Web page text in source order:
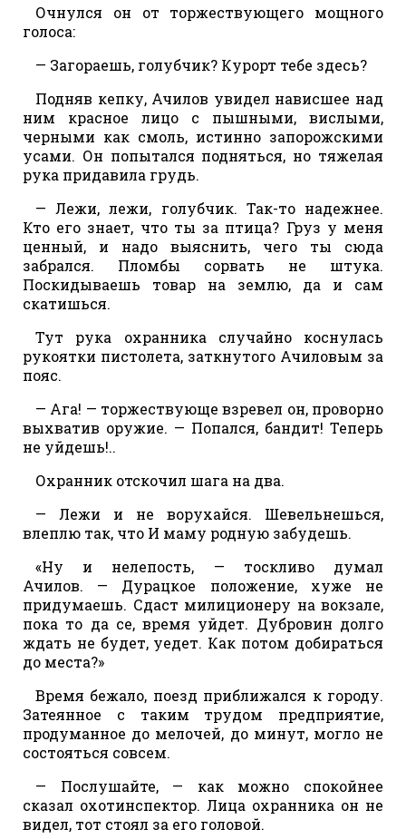
Очнулся он от торжествующего мощного
голоса:
— Загораешь, голубчик? Курорт тебе здесь?
Подняв кепку, Ачилов увидел нависшее над
ним красное лицо с пышными, вислыми,
черными как смоль, истинно запорожскими
усами. Он попытался подняться, но тяжелая
рука придавила грудь.
— Лежи, лежи, голубчик. Так-то надежнее.
Кто его знает, что ты за птица? Груз у меня
ценный, и надо выяснить, чего ты сюда
забрался. Пломбы сорвать не штука.
Поскидываешь товар на землю, да и сам
скатишься.
Тут рука охранника случайно коснулась
рукоятки пистолета, заткнутого Ачиловым за
пояс.
— Aга! — торжествующе взревел он, проворно
выхватив оружие. — Попался, бандит! Теперь
не уйдешь!..
Охранник отскочил шага на два.
— Лежи и не ворухайся. Шевельнешься,
влеплю так, что И маму родную забудешь.
«Ну и нелепость, — тоскливо думал
Ачилов. — Дурацкое положение, хуже не
придумаешь. Сдаст милиционеру на вокзале,
пока то да се, время уйдет. Дубровин долго
ждать не будет, уедет. Как потом добираться
до места?»
Время бежало, поезд приближался к городу.
Затеянное с таким трудом предприятие,
продуманное до мелочей, до минут, могло не
состояться совсем.
— Послушайте, — как можно спокойнее
сказал охотинспектор. Лица охранника он не
видел, тот стоял за его головой.